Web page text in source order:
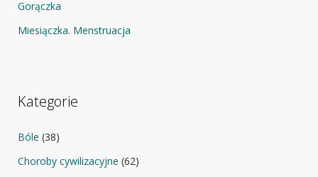
Gorączka
Miesiączka. Menstruacja
Kategorie
Bóle (38)
Choroby cywilizacyjne (62)